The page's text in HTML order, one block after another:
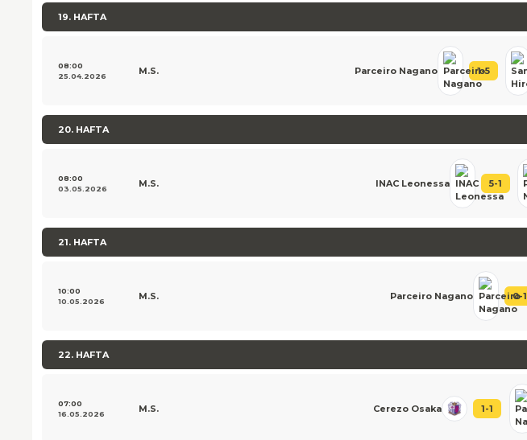
19. HAFTA
08:00
25.04.2026
M.S. Parceiro Nagano 1-5
20. HAFTA
08:00
03.05.2026
M.S. INAC Leonessa 5-1
21. HAFTA
10:00
10.05.2026
M.S. Parceiro Nagano 0-1
22. HAFTA
07:00
16.05.2026
M.S. Cerezo Osaka 1-1